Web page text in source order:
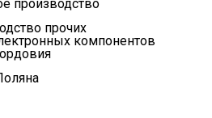
производство
прочих
компонентов